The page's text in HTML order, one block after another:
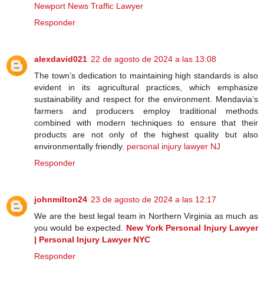
Newport News Traffic Lawyer
Responder
alexdavid021 22 de agosto de 2024 a las 13:08
The town’s dedication to maintaining high standards is also
evident in its agricultural practices, which emphasize
sustainability and respect for the environment. Mendavia’s
farmers and producers employ traditional methods
combined with modern techniques to ensure that their
products are not only of the highest quality but also
environmentally friendly. personal injury lawyer NJ
Responder
johnmilton24 23 de agosto de 2024 a las 12:17
We are the best legal team in Northern Virginia as much as
you would be expected. New York Personal Injury Lawyer
| Personal Injury Lawyer NYC
Responder